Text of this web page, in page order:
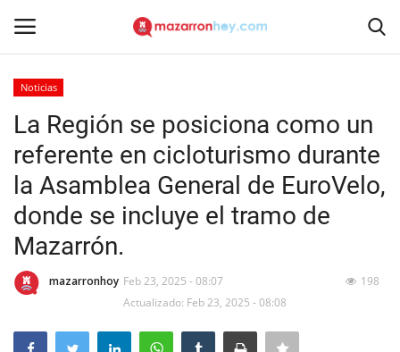
Inicio
Contacto
Noticias
Mazarrón Hoy
Entrevistas
Noticias
La Región se posiciona como un
referente en cicloturismo durante
la Asamblea General de EuroVelo,
donde se incluye el tramo de
Mazarrón.
mazarronhoy Feb 23, 2025 - 08:07
Actualizado: Feb 23, 2025 - 08:08
198